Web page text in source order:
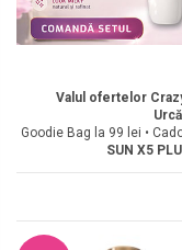
Valul ofertelor
Goodie Bag la 99 lei •
SUN X5